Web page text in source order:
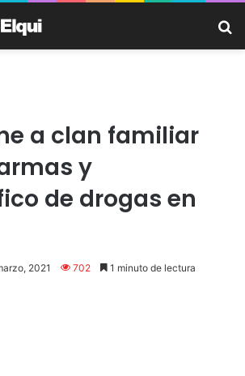
a clan familiar
y
de drogas en
2021 702 1 minuto de lectura